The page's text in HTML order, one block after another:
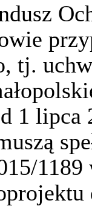
tj.
1 lipca
1189